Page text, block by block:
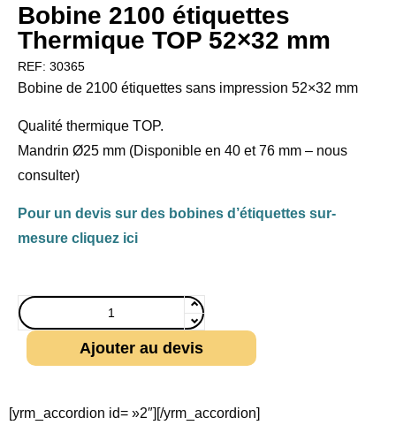
Bobine 2100 étiquettes
Thermique TOP 52×32 mm
REF: 30365
Bobine de 2100 étiquettes sans impression 52×32 mm
Qualité thermique TOP.
Mandrin Ø25 mm (Disponible en 40 et 76 mm – nous
consulter)
Pour un devis sur des bobines d’étiquettes sur-
mesure cliquez ici
Ajouter au devis
[yrm_accordion id= »2″][/yrm_accordion]